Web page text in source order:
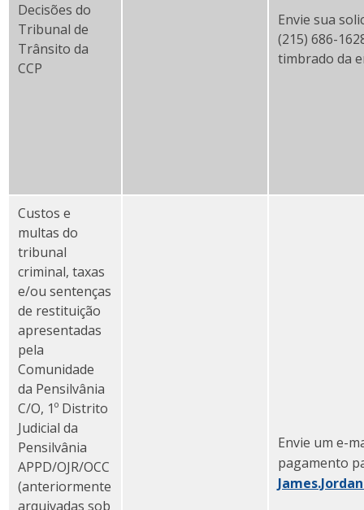
Decisões do
Tribunal de
Trânsito da
CCP
Envie sua
(215) 686-
timbrado da
Custos e
multas do
tribunal
criminal, taxas
e/ou sentenças
de restituição
apresentadas
pela
Comunidade
da Pensilvânia
C/O, 1º Distrito
Judicial da
Pensilvânia
APPD/OJR/OCC
(anteriormente
arquivadas sob
Envie um e-
pagamento